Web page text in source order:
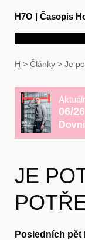
H7O | Časopis
H > Články > Je
06/26
JE
Posledních